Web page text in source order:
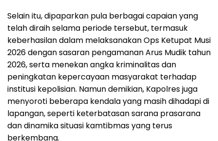
Selain itu, dipaparkan pula berbagai capaian yang
telah diraih selama periode tersebut, termasuk
keberhasilan dalam melaksanakan Ops Ketupat Musi
2026 dengan sasaran pengamanan Arus Mudik tahun
2026, serta menekan angka kriminalitas dan
peningkatan kepercayaan masyarakat terhadap
institusi kepolisian. Namun demikian, Kapolres juga
menyoroti beberapa kendala yang masih dihadapi di
lapangan, seperti keterbatasan sarana prasarana
dan dinamika situasi kamtibmas yang terus
berkembang.